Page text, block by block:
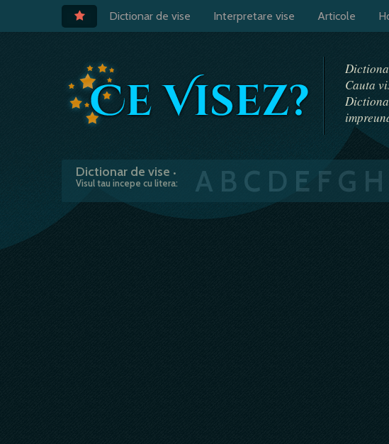
Dictionar de vise Interpretare vise Articole
Cauta
Dictionar de vise •
Visul tau incepe cu litera:
A B C D E F G H